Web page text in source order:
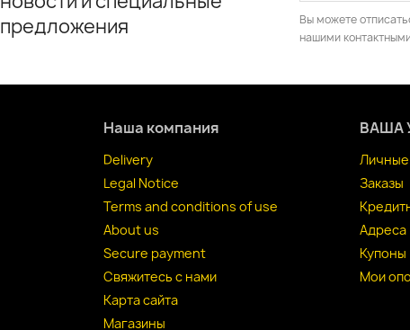
предложения
Вы можете
нашими
Наша компания
Delivery
Legal Notice
Terms and conditions of use
About us
Secure payment
Свяжитесь с нами
Карта сайта
Магазины
ВАША
Заказы
Адреса
Купоны
Мои